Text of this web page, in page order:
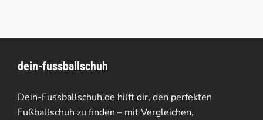
auf.
Die
Optionen
dein-fussballschuh
Dein-Fussballschuh.de hilft dir, den perfekten
Fußballschuh zu finden – mit Vergleichen,